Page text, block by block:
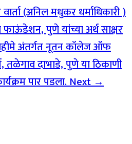
(अनिल मधुकर धर्माधिकारी )
फाऊंडेशन, पुणे यांच्या अर्थ साक्षर
अंतर्गत नूतन कॉलेज ऑफ
तळेगाव दाभाडे, पुणे या ठिकाणी
पार पडला.Next →